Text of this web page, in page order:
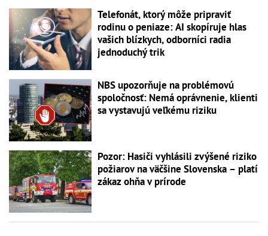
Telefonát, ktorý môže pripraviť
rodinu o peniaze: AI skopíruje hlas
vašich blízkych, odborníci radia
jednoduchý trik
NBS upozorňuje na problémovú
spoločnosť: Nemá oprávnenie, klienti
sa vystavujú veľkému riziku
Pozor: Hasiči vyhlásili zvýšené riziko
požiarov na väčšine Slovenska – platí
zákaz ohňa v prírode